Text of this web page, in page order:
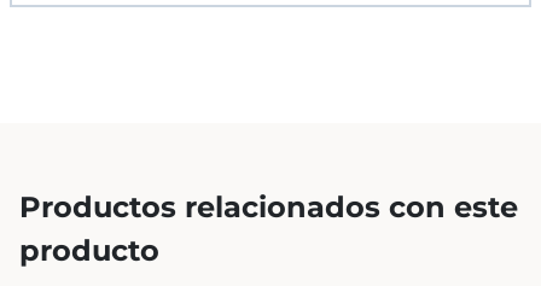
Productos relacionados con este
producto